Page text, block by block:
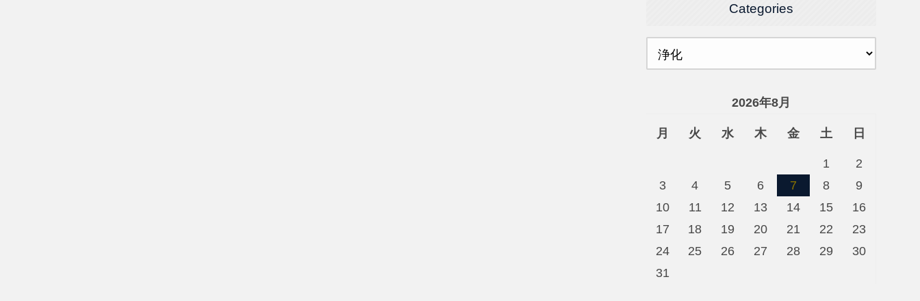
Categories
2026年8月
月 火 水 木 金 土 日
1
2
3
4 5 6 7 8
9
10
11 12 13 14 15
16
17
18 19 20 21 22
23
24
25 26 27 28 29
30
31